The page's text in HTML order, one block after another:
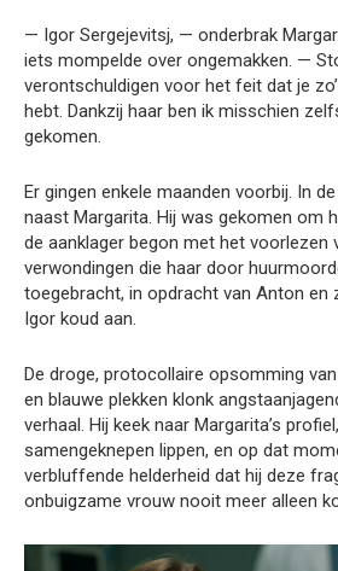
— Igor Sergejevitsj, — onderbrak
iets mompelde over ongemakken. —
verontschuldigen voor het feit dat je
hebt. Dankzij haar ben ik misschien
gekomen.
Er gingen enkele maanden voorbij. In
naast Margarita. Hij was gekomen om
de aanklager begon met het voorlezen
verwondingen die haar door
toegebracht, in opdracht van Anton en
Igor koud aan.
De droge, protocollaire opsomming
en blauwe plekken klonk
verhaal. Hij keek naar Margarita’s
samengeknepen lippen, en op dat
verbluffende helderheid dat hij deze
onbuigzame vrouw nooit meer alleen